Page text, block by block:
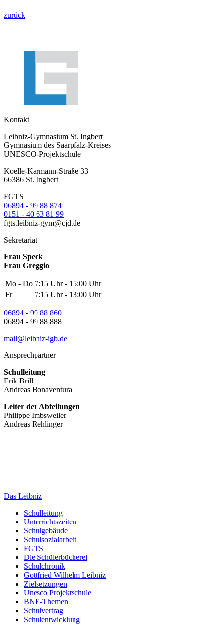
zurück
Kontakt
Leibniz-Gymnasium St. Ingbert
Gymnasium des Saarpfalz-Kreises
UNESCO-Projektschule
Koelle-Karmann-Straße 33
66386 St. Ingbert
FGTS
06894 - 99 88 874
0151 - 40 63 81 99
fgts.leibniz-gym@cjd.de
Sekretariat
Frau Speck
Frau Greggio
Mo - Do 7:15 Uhr - 15:00 Uhr
Fr
7:15 Uhr - 13:00 Uhr
06894 - 99 88 860
06894 - 99 88 888
mail@leibniz-igb.de
Ansprechpartner
Schulleitung
Erik Brill
Andreas Bonaventura
Leiter der Abteilungen
Philippe Imbsweiler
Andreas Rehlinger
Das Leibniz
Schulleitung
Unterrichtszeiten
Schulgebäude
Schulsozialarbeit
FGTS
Die Schülerbücherei
Schulchronik
Gottfried Wilhelm Leibniz
Zielsetzungen
Unesco Projektschule
BNE-Themen
Schulvertrag
Schulentwicklung